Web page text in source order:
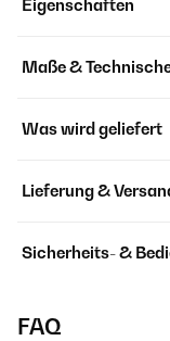
Eigenschaften
Maße &
Was wird geliefert
Lieferung &
Sicherheits- &
FAQ